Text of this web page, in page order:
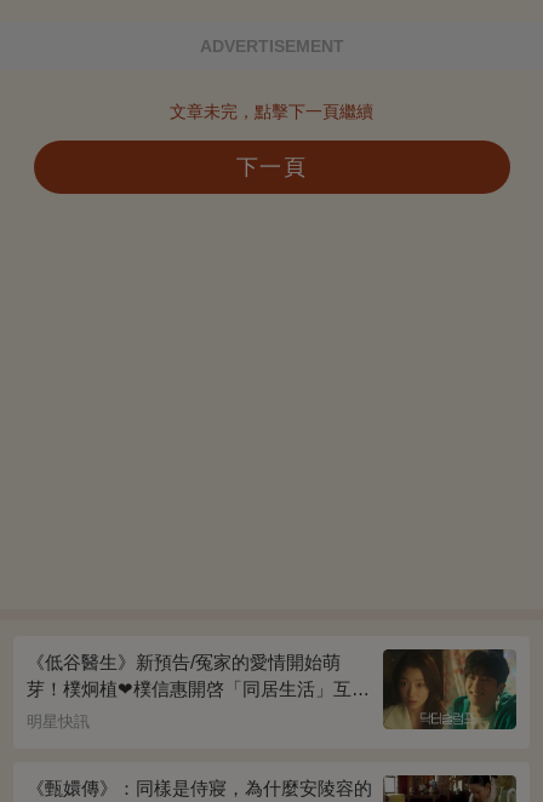
ADVERTISEMENT
文章未完，點擊下一頁繼續
下一頁
《低谷醫生》新預告/冤家的愛情開始萌
芽！樸炯植❤樸信惠開啓「同居生活」互相
共鳴、安慰~
明星快訊
《甄嬛傳》：同樣是侍寢，為什麼安陵容的